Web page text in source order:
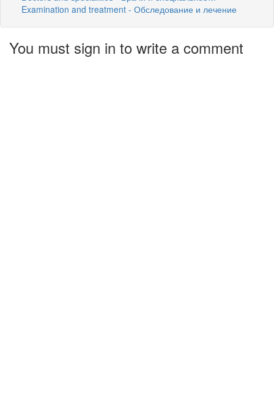
Examination and treatment - Обследование и лечение
You must sign in to write a comment